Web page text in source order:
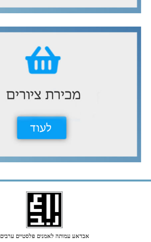
אבדאע עמותה לאמנים פלסטיים ערבים